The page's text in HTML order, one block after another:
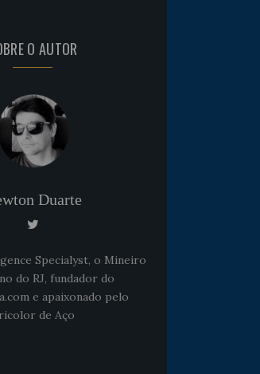
O AUTOR
Duarte
Specialyst, o Mineiro
do RJ, fundador do
e apaixonado pelo
de Aço